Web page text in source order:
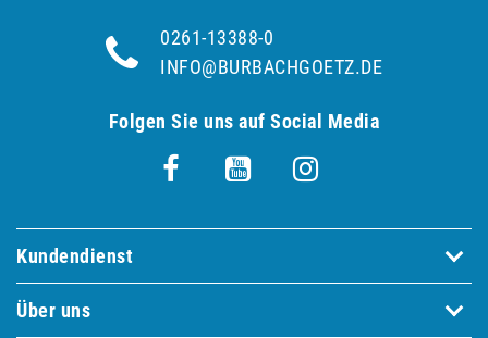
0261-13388-0
INFO@BURBACHGOETZ.DE
Folgen Sie uns auf Social Media
Kundendienst
Über uns